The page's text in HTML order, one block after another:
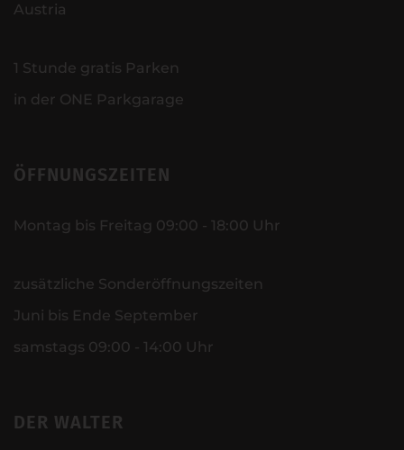
Austria
1 Stunde gratis Parken
in der ONE Parkgarage
ÖFFNUNGSZEITEN
Montag bis Freitag 09:00 - 18:00 Uhr
zusätzliche Sonderöffnungszeiten
Juni bis Ende September
samstags 09:00 - 14:00 Uhr
DER WALTER